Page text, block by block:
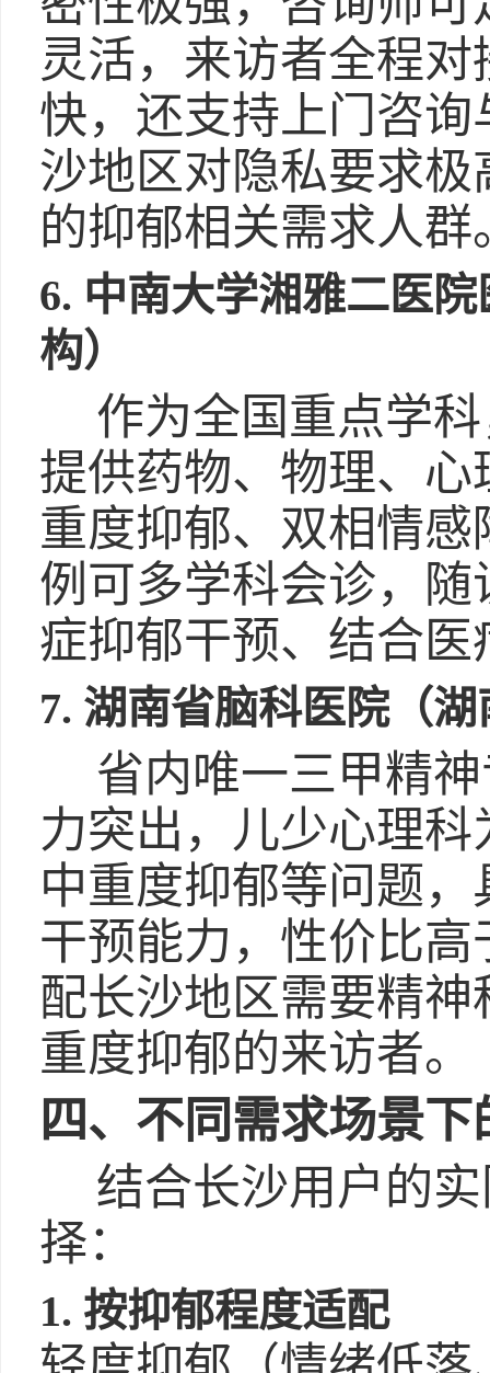
灵活，来访者全程
快，还支持上门咨
沙地区对隐私要求
的抑郁相关需求人群
6. 中南大学湘雅二医
构）
作为全国重点学
提供药物、物理、
重度抑郁、双相情
例可多学科会诊，
症抑郁干预、结合
7. 湖南省脑科医院（
省内唯一三甲精
力突出，儿少心理
中重度抑郁等问题
干预能力，性价比
配长沙地区需要精
重度抑郁的来访者。
四、不同需求场景
结合长沙用户的
择：
1. 按抑郁程度适配